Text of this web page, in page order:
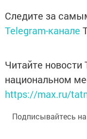
Следите за
Telegram-канале
Читайте новости
национальном
https://max.ru/
Подписывайтесь на